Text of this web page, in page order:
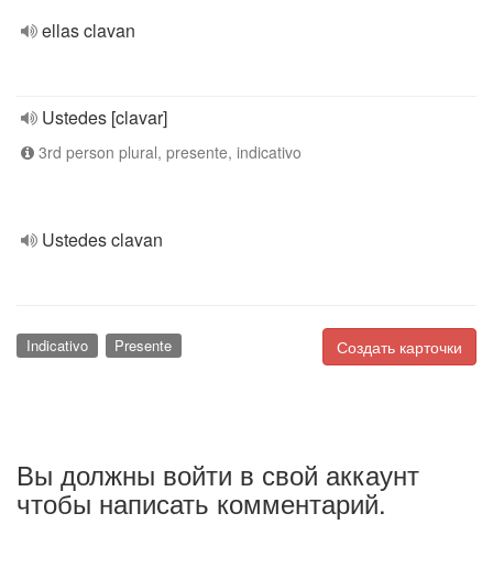
ellas clavan
Ustedes [clavar]
3rd person plural, presente, indicativo
Ustedes clavan
Создать карточки
Indicativo Presente
Вы должны войти в свой аккаунт
чтобы написать комментарий.